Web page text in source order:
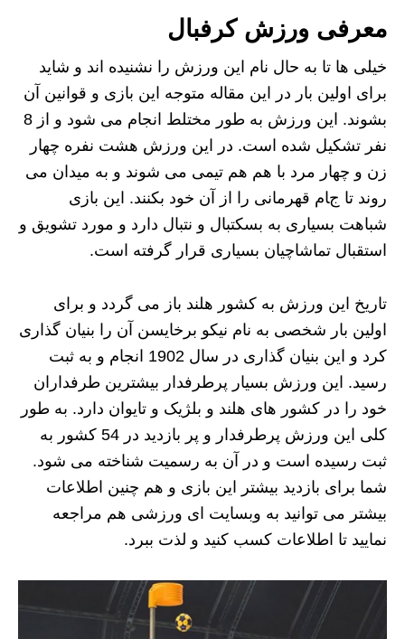
معرفی ورزش کرفبال
خیلی ها تا به حال نام این ورزش را نشنیده اند و شاید
برای اولین بار در این مقاله متوجه این بازی و قوانین آن
بشوند. این ورزش به طور مختلط انجام می شود و از 8
نفر تشکیل شده است. در این ورزش هشت نفره چهار
زن و چهار مرد با هم هم تیمی می شوند و به میدان می
روند تا جام قهرمانی را از آن خود بکنند. این بازی
شباهت بسیاری به بسکتبال و نتبال دارد و مورد تشویق و
استقبال تماشاچیان بسیاری قرار گرفته است.
تاریخ این ورزش به کشور هلند باز می گردد و برای
اولین بار شخصی به نام نیکو برخایسن آن را بنیان گذاری
کرد و این بنیان گذاری در سال 1902 انجام و به ثبت
رسید. این ورزش بسیار پرطرفدار بیشترین طرفداران
خود را در کشور های هلند و بلژیک و تایوان دارد. به طور
کلی این ورزش پرطرفدار و پر بازدید در 54 کشور به
ثبت رسیده است و در آن به رسمیت شناخته می شود.
شما برای بازدید بیشتر این بازی و هم چنین اطلاعات
بیشتر می توانید به وبسایت ای ورزشی هم مراجعه
نمایید تا اطلاعات کسب کنید و لذت ببرد.